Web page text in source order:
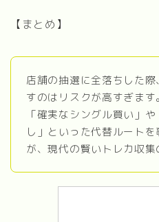
【まとめ】
店舗の抽選に全落ちした
すのはリスクが高すぎます
「確実なシングル買い」
し」といった代替ルート
が、現代の賢いトレカ収集